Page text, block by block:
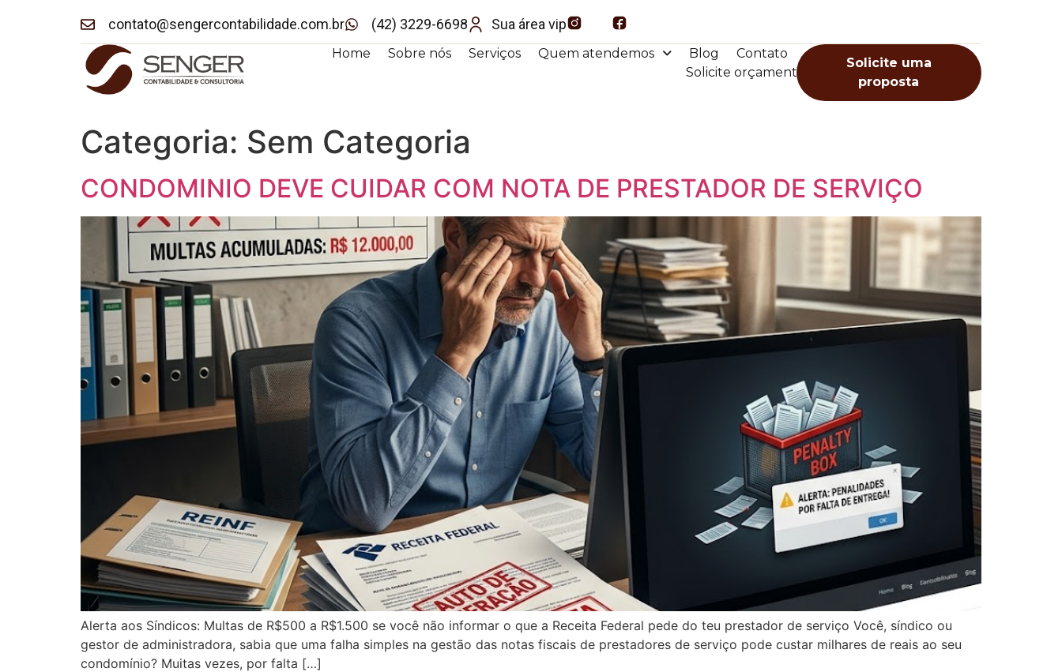
contato@sengercontabilidade.com.br (42) 3229-6698 Sua área vip
Home Sobre nós Serviços Quem atendemos Blog
Contato
Solicite orçamento
Solicite uma
proposta
Categoria: Sem Categoria
CONDOMINIO DEVE CUIDAR COM NOTA DE PRESTADOR DE SERVIÇO
Alerta aos Síndicos: Multas de R$500 a R$1.500 se você não informar o que a Receita Federal pede do teu prestador de serviço Você, síndico ou
gestor de administradora, sabia que uma falha simples na gestão das notas fiscais de prestadores de serviço pode custar milhares de reais ao seu
condomínio? Muitas vezes, por falta […]